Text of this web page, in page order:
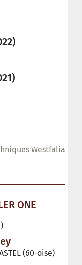
Westfalia
ONE
(60-oise)